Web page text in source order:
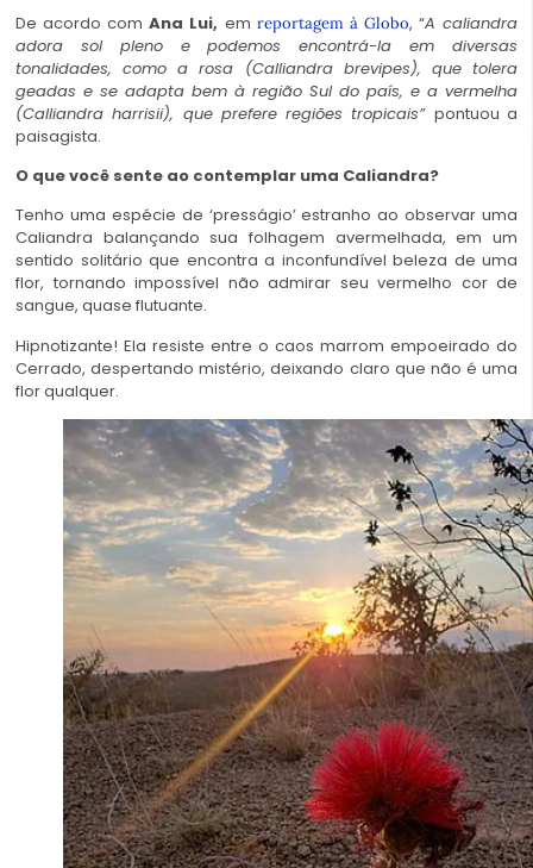
De acordo comAna Lui, em reportagem à Globo, “A caliandra
adora sol pleno e podemos encontrá-la em diversas
tonalidades, como a rosa (Calliandra brevipes), que tolera
geadas e se adapta bem à região Sul do país, e a vermelha
(Calliandra harrisii), que prefere regiões tropicais” pontuou a
paisagista.
O que você sente ao contemplar uma Caliandra?
Tenho uma espécie de ‘presságio’ estranho ao observar uma
Caliandra balançando sua folhagem avermelhada, em um
sentido solitário que encontra a inconfundível beleza de uma
flor, tornando impossível não admirar seu vermelho cor de
sangue, quase flutuante.
Hipnotizante! Ela resiste entre o caos marrom empoeirado do
Cerrado, despertando mistério, deixando claro que não é uma
flor qualquer.